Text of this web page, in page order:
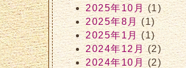
2025年10月(1)
2025年8月(1)
2025年1月(1)
2024年12月(2)
2024年10月(2)